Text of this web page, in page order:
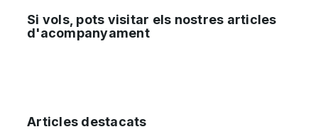
Si vols, pots visitar els nostres articles
d'acompanyament
Articles destacats